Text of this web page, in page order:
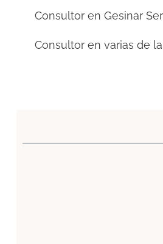
Consultor en Gesinar
Consultor en varias de